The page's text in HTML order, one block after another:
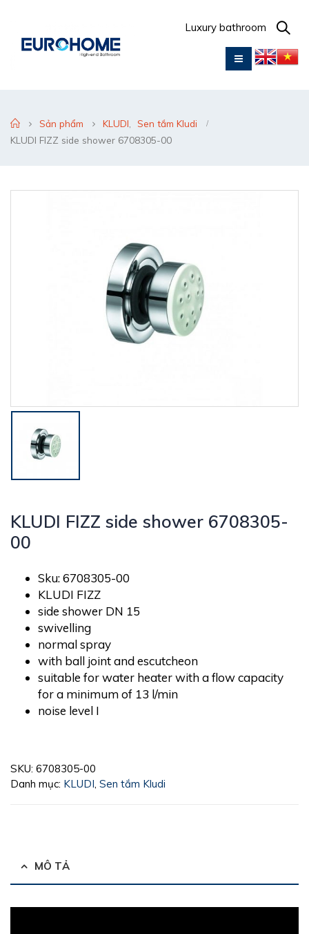
Luxury bathroom
Sản phẩm KLUDI
Sen tắm Kludi
KLUDI FIZZ side shower 6708305-00
KLUDI FIZZ side shower 6708305-
00
Sku: 6708305-00
KLUDI FIZZ
side shower DN 15
swivelling
normal spray
with ball joint and escutcheon
suitable for water heater with a flow capacity
for a minimum of 13 l/min
noise level I
SKU: 6708305-00
Danh mục: KLUDI Sen tắm Kludi
MÔ TẢ